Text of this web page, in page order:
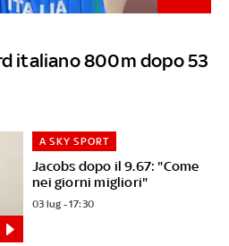
italiano 800m dopo 53
Jacobs dopo il 9.67: "Come
nei giorni migliori"
A SKY SPORT
03 lug - 17:30